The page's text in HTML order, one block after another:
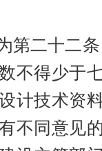
第二十二
不得少于
计技术资
不同意见